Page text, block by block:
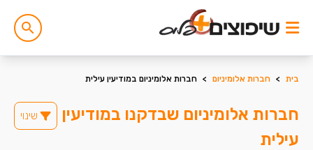
בית > חברות אלומיניום > חברות אלומיניום במודיעין עילית
חברות אלומיניום שבדקנו במודיעין
עילית
שינוי